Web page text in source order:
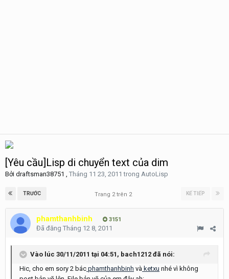
[Yêu cầu]Lisp di chuyển text của dim
Bởi draftsman38751 , Tháng 11 23, 2011trong AutoLisp
TRƯỚC KẾ TIẾP
Trang 2 trên 2
phamthanhbinh 3151
Đã đăng Tháng 12 8, 2011
Vào lúc 30/11/2011 tại 04:51, bach1212 đã nói:
Hic, cho em sory 2 bác phamthanhbinh và ketxu nhé vì không